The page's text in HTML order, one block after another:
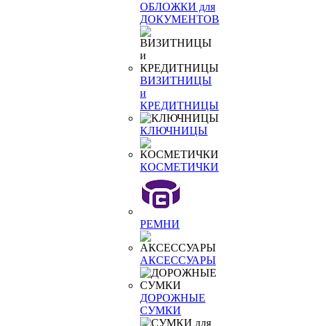
ОБЛОЖКИ для
ДОКУМЕНТОВ
ВИЗИТНИЦЫ
и
КРЕДИТНИЦЫ
КЛЮЧНИЦЫ
КОСМЕТИЧКИ
РЕМНИ
АКСЕССУАРЫ
ДОРОЖНЫЕ
СУМКИ